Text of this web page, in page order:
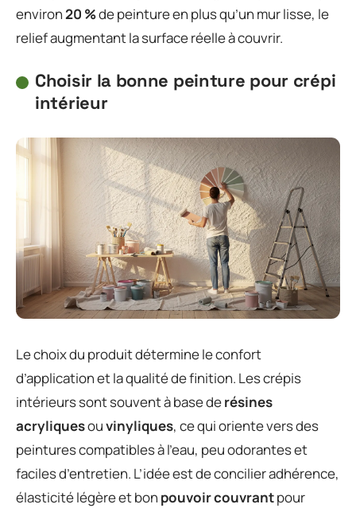
environ20 %de peinture en plus qu’un mur lisse, le
relief augmentant la surface réelle à couvrir.
Choisir la bonne peinture pour crépi
intérieur
Le choix du produit détermine le confort
d’application et la qualité de finition. Les crépis
intérieurs sont souvent à base derésines
acryliquesouvinyliques, ce qui oriente vers des
peintures compatibles à l’eau, peu odorantes et
faciles d’entretien. L’idée est de concilier adhérence,
élasticité légère et bon pouvoir couvrantpour